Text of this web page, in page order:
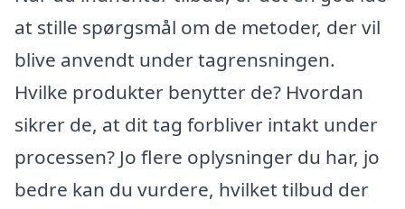
at stille spørgsmål om de metoder, der vil
blive anvendt under tagrensningen.
Hvilke produkter benytter de? Hvordan
sikrer de, at dit tag forbliver intakt under
processen? Jo flere oplysninger du har, jo
bedre kan du vurdere, hvilket tilbud der